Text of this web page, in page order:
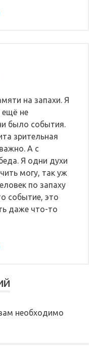
на запахи. Я
ещё не
было события.
зрительная
А с
Я одни духи
могу, так уж
по запаху
событие, это
даже что-то
необходимо